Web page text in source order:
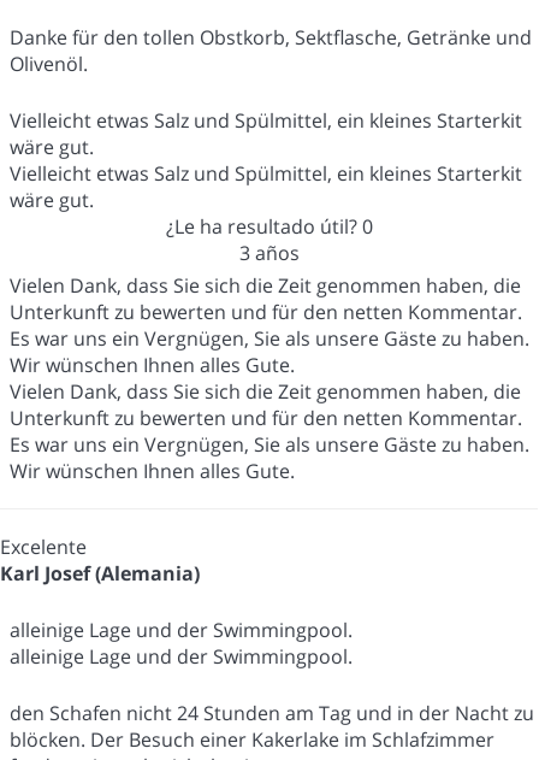
Danke für den tollen Obstkorb, Sektflasche, Getränke und
Olivenöl.
Vielleicht etwas Salz und Spülmittel, ein kleines Starterkit
wäre gut.
Vielleicht etwas Salz und Spülmittel, ein kleines Starterkit
wäre gut.
¿Le ha resultado útil?0
3 años
Vielen Dank, dass Sie sich die Zeit genommen haben, die
Unterkunft zu bewerten und für den netten Kommentar.
Es war uns ein Vergnügen, Sie als unsere Gäste zu haben.
Wir wünschen Ihnen alles Gute.
Vielen Dank, dass Sie sich die Zeit genommen haben, die
Unterkunft zu bewerten und für den netten Kommentar.
Es war uns ein Vergnügen, Sie als unsere Gäste zu haben.
Wir wünschen Ihnen alles Gute.
Excelente
Karl Josef (Alemania)
alleinige Lage und der Swimmingpool.
alleinige Lage und der Swimmingpool.
den Schafen nicht 24 Stunden am Tag und in der Nacht zu
blöcken. Der Besuch einer Kakerlake im Schlafzimmer